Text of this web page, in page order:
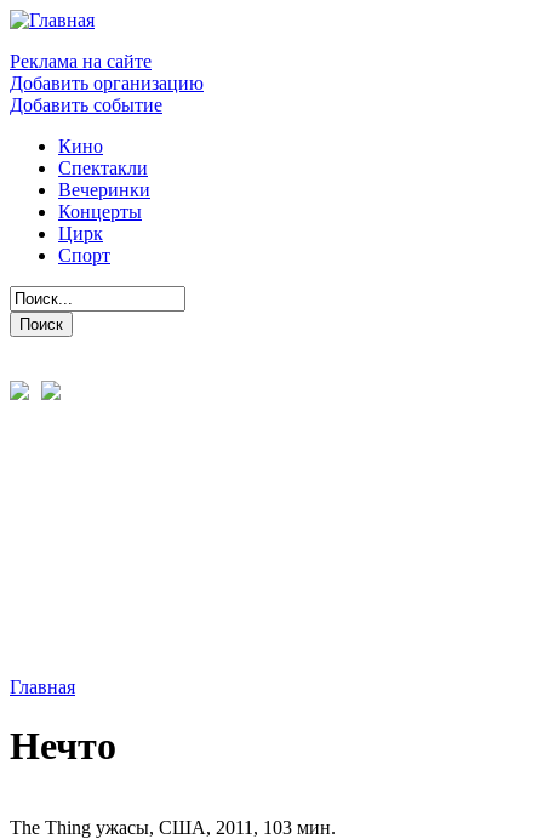
Реклама на сайте
Добавить организацию
Добавить событие
Кино
Спектакли
Вечеринки
Концерты
Цирк
Спорт
Главная
Нечто
The Thing ужасы, США, 2011, 103 мин.